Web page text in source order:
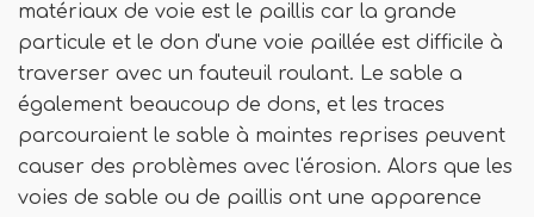
matériaux de voie est le paillis car la grande
particule et le don d'une voie paillée est difficile à
traverser avec un fauteuil roulant. Le sable a
également beaucoup de dons, et les traces
parcouraient le sable à maintes reprises peuvent
causer des problèmes avec l'érosion. Alors que les
voies de sable ou de paillis ont une apparence